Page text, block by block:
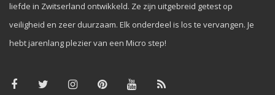
liefde in Zwitserland ontwikkeld. Ze zijn uitgebreid getest op
veiligheid en zeer duurzaam. Elk onderdeel is los te vervangen. Je
hebt jarenlang plezier van een Micro step!